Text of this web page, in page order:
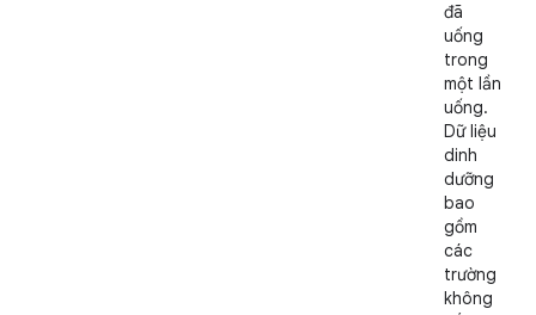
đã
uống
trong
một lần
uống.
Dữ liệu
dinh
dưỡng
bao
gồm
các
trường
không